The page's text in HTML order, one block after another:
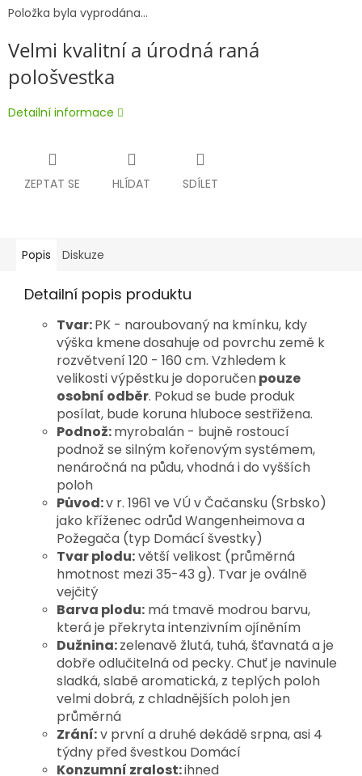
Položka byla vyprodána…
Velmi kvalitní a úrodná raná
pološvestka
Detailní informace
ZEPTAT SE HLÍDAT SDÍLET
Popis Diskuze
Detailní popis produktu
Tvar:PK - naroubovaný na kmínku, kdy
výška kmenedosahuje od povrchu země k
rozvětvení 120 - 160 cm. Vzhledem k
velikosti výpěstku je doporučenpouze
osobní odběr. Pokud se bude produk
posílat, bude koruna hluboce sestřižena.
Podnož:myrobalán - bujně rostoucí
podnož se silným kořenovým systémem,
nenáročná na půdu, vhodná i do vyšších
poloh
Původ:v r. 1961 ve VÚ v Čačansku (Srbsko)
jako kříženec odrůd Wangenheimova a
Požegača (typ Domácí švestky)
Tvar plodu:větší velikost (průměrná
hmotnost mezi 35-43 g). Tvar je oválně
vejčitý
Barva plodu: má tmavě modrou barvu,
která je překryta intenzivním ojíněním
Dužnina:zelenavě žlutá, tuhá, šťavnatá a je
dobře odlučitelná od pecky. Chuť je navinule
sladká, slabě aromatická, z teplých poloh
velmi dobrá, z chladnějších poloh jen
průměrná
Zrání:v první a druhé dekádě srpna, asi 4
týdny před švestkou Domácí
Konzumní zralost:ihned